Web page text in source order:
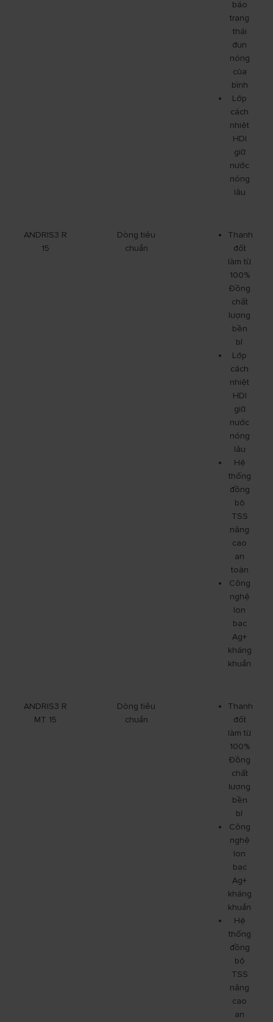
báo
trạng
thái
đun
nóng
của
bình
Lớp
cách
nhiệt
HDI
giữ
nước
nóng
lâu
ANDRIS3 R
15
Dòng tiêu
chuẩn
Thanh
đốt
làm từ
100%
Đồng
chất
lượng
bền
bỉ
Lớp
cách
nhiệt
HDI
giữ
nước
nóng
lâu
Hệ
thống
đồng
bộ
TSS
nâng
cao
an
toàn
Công
nghệ
Ion
bạc
Ag+
kháng
khuẩn
ANDRIS3 R
MT 15
Dòng tiêu
chuẩn
Thanh
đốt
làm từ
100%
Đồng
chất
lượng
bền
bỉ
Công
nghệ
Ion
bạc
Ag+
kháng
khuẩn
Hệ
thống
đồng
bộ
TSS
nâng
cao
an